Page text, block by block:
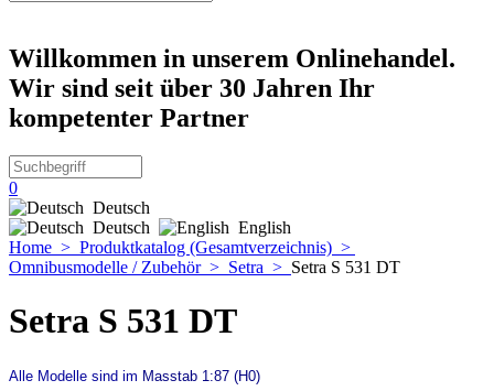
Willkommen in unserem Onlinehandel.
Wir sind seit über 30 Jahren Ihr
kompetenter Partner
0
Deutsch
Deutsch
English
Home > Produktkatalog (Gesamtverzeichnis) >
Omnibusmodelle / Zubehör> Setra > Setra S 531 DT
Setra S 531 DT
Alle Modelle sind im Masstab 1:87 (H0)